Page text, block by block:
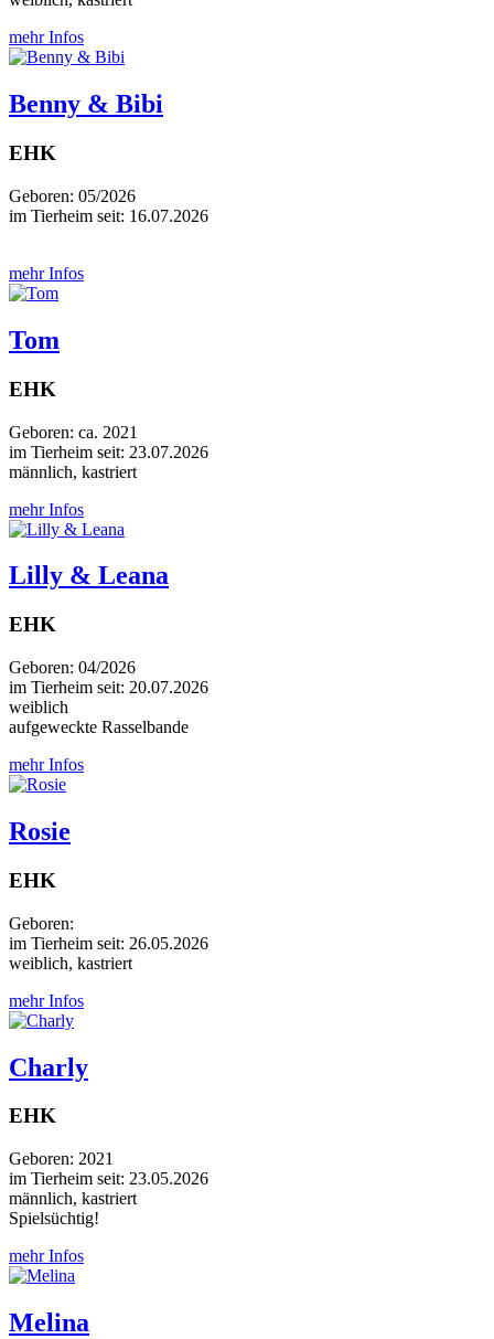
mehr Infos
Benny & Bibi
EHK
Geboren: 05/2026
im Tierheim seit: 16.07.2026
mehr Infos
Tom
EHK
Geboren: ca. 2021
im Tierheim seit: 23.07.2026
männlich, kastriert
mehr Infos
Lilly & Leana
EHK
Geboren: 04/2026
im Tierheim seit: 20.07.2026
weiblich
aufgeweckte Rasselbande
mehr Infos
Rosie
EHK
Geboren:
im Tierheim seit: 26.05.2026
weiblich, kastriert
mehr Infos
Charly
EHK
Geboren: 2021
im Tierheim seit: 23.05.2026
männlich, kastriert
Spielsüchtig!
mehr Infos
Melina